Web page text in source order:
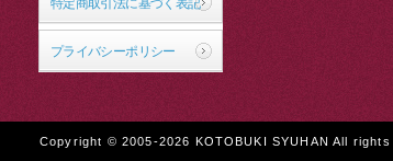
プライバシーポリシー
Copyright © 2005-2026 KOTOBUKI SYUHAN All rights